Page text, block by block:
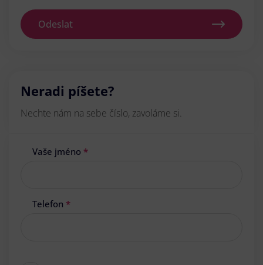
Odeslat
Neradi píšete?
Nechte nám na sebe číslo, zavoláme si.
Vaše jméno *
Telefon *